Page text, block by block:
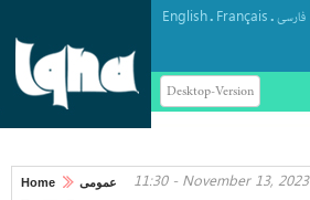
English. Français.فارسی
Desktop-Version
Home عمومی 11:30 - November 13, 2023